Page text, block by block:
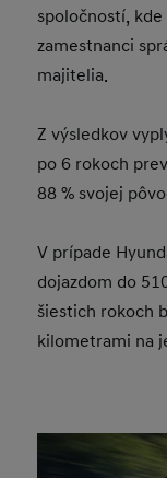
spoločností,
zamestnanci
majitelia.
Z výsledkov
po 6 rokoch
88 % svojej
V prípade
dojazdom do
šiestich rokoch
kilometrami na